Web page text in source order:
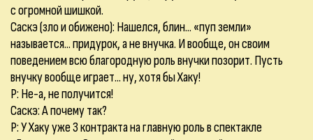
с огромной шишкой.
Саскэ (зло и обижено): Нашелся, блин... «пуп земли»
называется... придурок, а не внучка. И вообще, он своим
поведением всю благородную роль внучки позорит. Пусть
внучку вообще играет... ну, хотя бы Хаку!
Р: Не-а, не получится!
Саскэ: А почему так?
Р: У Хаку уже 3 контракта на главную роль в спектакле